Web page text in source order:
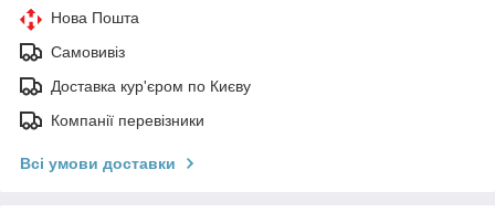
Нова Пошта
Самовивіз
Доставка кур'єром по Києву
Компанії перевізники
Всі умови доставки